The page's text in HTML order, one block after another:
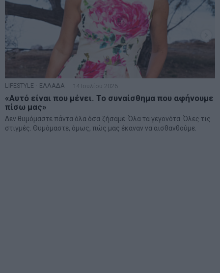
LIFESTYLE ΕΛΛΑΔΑ 14 Ιουλίου 2026
«Αυτό είναι που μένει. Το συναίσθημα που αφήνουμε
πίσω μας»
Δεν θυμόμαστε πάντα όλα όσα ζήσαμε. Όλα τα γεγονότα. Όλες τις
στιγμές. Θυμόμαστε, όμως, πώς μας έκαναν να αισθανθούμε.